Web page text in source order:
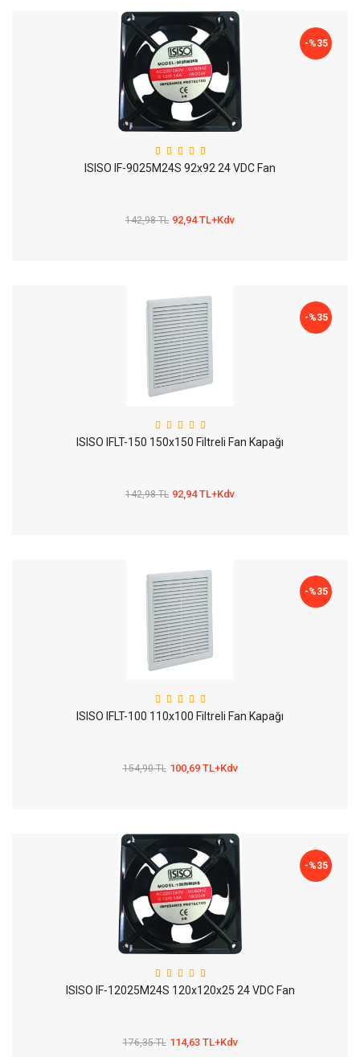
-%35
ISISO IF-9025M24S 92x92 24 VDC Fan
142,98 TL 92,94 TL+Kdv
-%35
ISISO IFLT-150 150x150 Filtreli Fan Kapağı
142,98 TL 92,94 TL+Kdv
-%35
ISISO IFLT-100 110x100 Filtreli Fan Kapağı
154,90 TL 100,69 TL+Kdv
-%35
ISISO IF-12025M24S 120x120x25 24 VDC Fan
176,35 TL 114,63 TL+Kdv